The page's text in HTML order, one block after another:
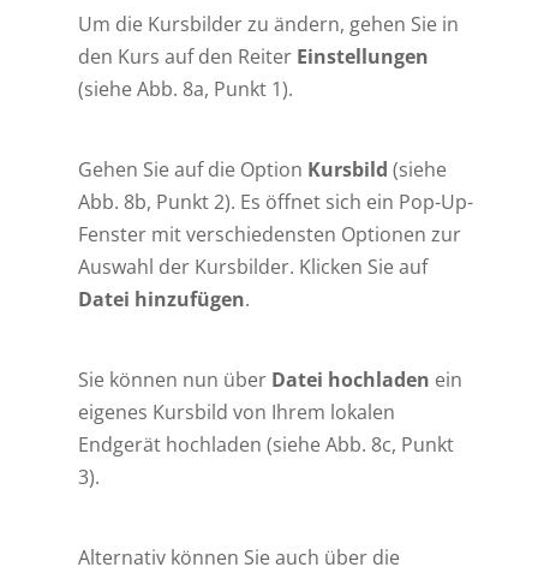
Um die Kursbilder zu ändern, gehen Sie in
den Kurs auf den Reiter Einstellungen
(siehe Abb. 8a, Punkt 1).
Gehen Sie auf die Option Kursbild (siehe
Abb. 8b, Punkt 2). Es öffnet sich ein Pop-Up-
Fenster mit verschiedensten Optionen zur
Auswahl der Kursbilder. Klicken Sie auf
Datei hinzufügen.
Sie können nun über Datei hochladen ein
eigenes Kursbild von Ihrem lokalen
Endgerät hochladen (siehe Abb. 8c, Punkt
3).
Alternativ können Sie auch über die